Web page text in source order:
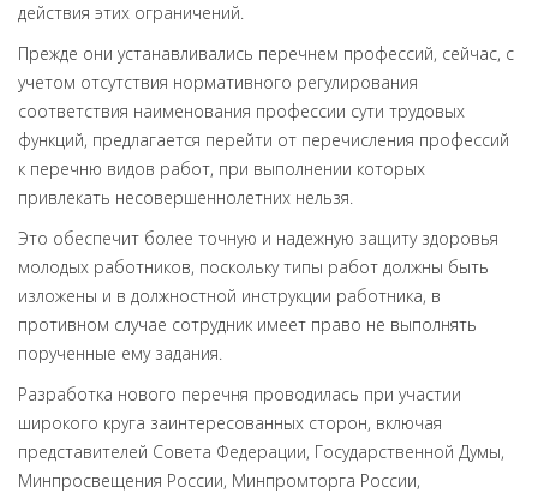
действия этих ограничений.
Прежде они устанавливались перечнем профессий, сейчас, с
учетом отсутствия нормативного регулирования
соответствия наименования профессии сути трудовых
функций, предлагается перейти от перечисления профессий
к перечню видов работ, при выполнении которых
привлекать несовершеннолетних нельзя.
Это обеспечит более точную и надежную защиту здоровья
молодых работников, поскольку типы работ должны быть
изложены и в должностной инструкции работника, в
противном случае сотрудник имеет право не выполнять
порученные ему задания.
Разработка нового перечня проводилась при участии
широкого круга заинтересованных сторон, включая
представителей Совета Федерации, Государственной Думы,
Минпросвещения России, Минпромторга России,